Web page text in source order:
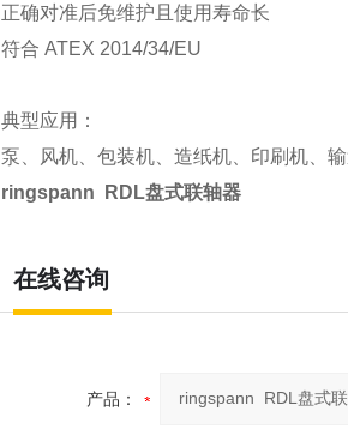
正确对准后免维护且使用寿命长
符合 ATEX 2014/34/EU
典型应用：
泵、风机、包装机、造纸机、印刷机、
ringspann RDL盘式联轴器
在线咨询
产品：